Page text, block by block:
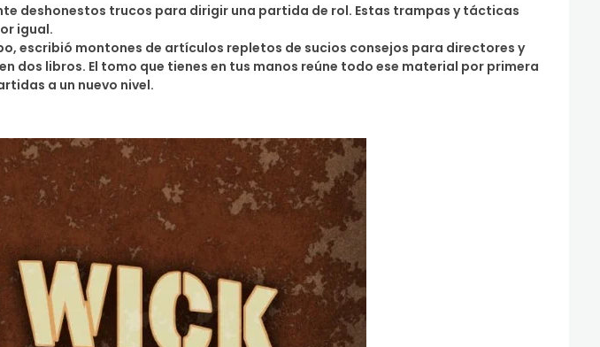
deshonestos trucos para dirigir una partida de rol. Estas trampas y tácticas
igual.
escribió montones de artículos repletos de sucios consejos para directores y
libros. El tomo que tienes en tus manos reúne todo ese material por primera
a un nuevo nivel.